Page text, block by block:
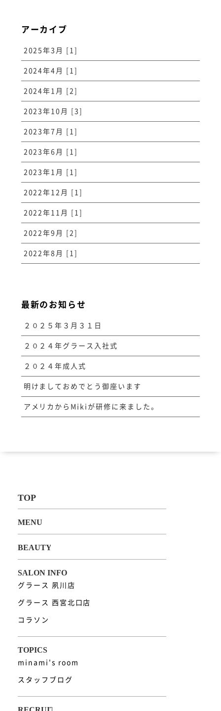
アーカイブ
2025年3月 [1]
2024年4月 [1]
2024年1月 [2]
2023年10月 [3]
2023年7月 [1]
2023年6月 [1]
2023年1月 [1]
2022年12月 [1]
2022年11月 [1]
2022年9月 [2]
2022年8月 [1]
最新のお知らせ
２０２５年３月３１日
２０２４年グラース入社式
２０２４年成人式
明けましておめでとう御座います
アメリカからMikiが研修に来ました。
グラース 夙川店
グラース 西宮北口店
コラソン
minami's room
スタッフブログ